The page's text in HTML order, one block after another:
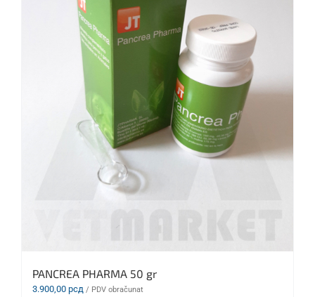
PANCREA PHARMA 50 gr
3.900,00 рсд / PDV obračunat